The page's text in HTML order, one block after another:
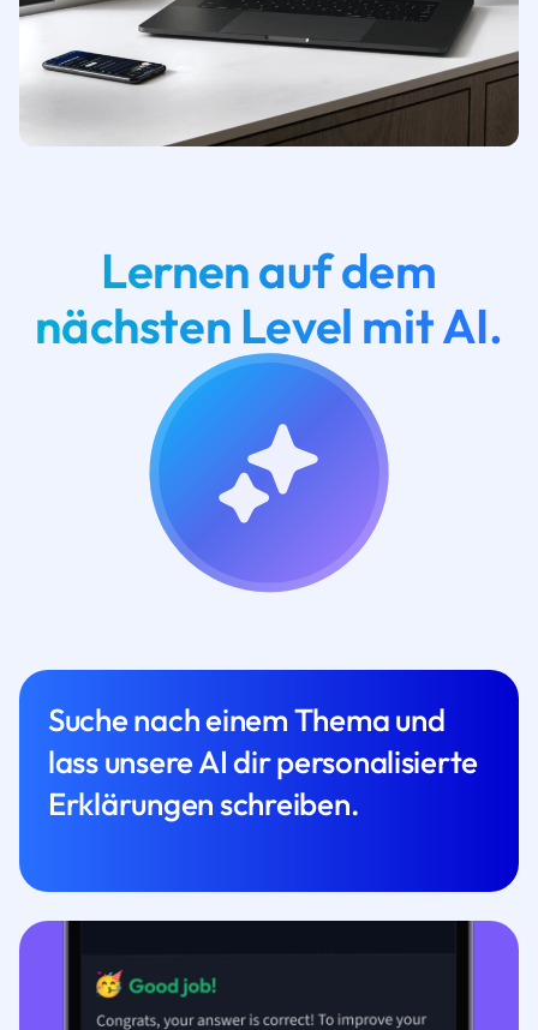
Lernen auf dem
nächsten Level mit AI.
Suche nach einem Thema und
lass unsere AI dir personalisierte
Erklärungen schreiben.